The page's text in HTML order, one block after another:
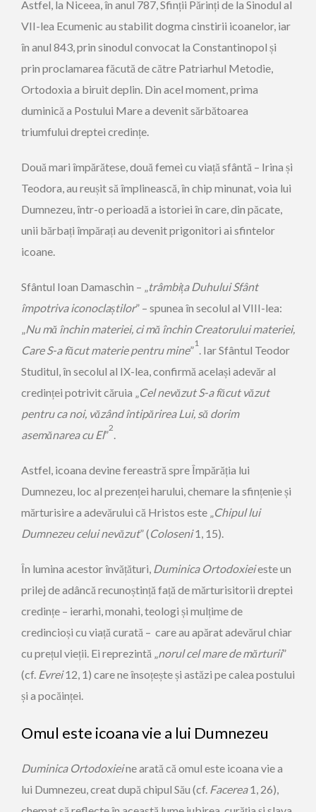
Astfel, la Niceea, în anul 787, Sfinții Părinți de la Sinodul al
VII-lea Ecumenic au stabilit dogma cinstirii icoanelor, iar
în anul 843, prin sinodul convocat la Constantinopol și
prin proclamarea făcută de către Patriarhul Metodie,
Ortodoxia a biruit deplin. Din acel moment, prima
duminică a Postului Mare a devenit sărbătoarea
triumfului dreptei credințe.
Două mari împărătese, două femei cu viață sfântă – Irina și
Teodora, au reușit să împlinească, în chip minunat, voia lui
Dumnezeu, într-o perioadă a istoriei în care, din păcate,
unii bărbați împărați au devenit prigonitori ai sfintelor
icoane.
Sfântul Ioan Damaschin – „trâmbița Duhului Sfânt
împotriva iconoclaștilor” – spunea în secolul al VIII-lea:
„Nu mă închin materiei, ci mă închin Creatorului materiei,
Care S-a făcut materie pentru mine”
1
. Iar Sfântul Teodor
Studitul, în secolul al IX-lea, confirmă același adevăr al
credinței potrivit căruia „Cel nevăzut S-a făcut văzut
pentru ca noi, văzând întipărirea Lui, să dorim
asemănarea cu El”
2
.
Astfel, icoana devine fereastră spre Împărăția lui
Dumnezeu, loc al prezenței harului, chemare la sfințenie și
mărturisire a adevărului că Hristos este „Chipul lui
Dumnezeu celui nevăzut” (Coloseni1, 15).
În lumina acestor învățături, Duminica Ortodoxieieste un
prilej de adâncă recunoștință față de mărturisitorii dreptei
credințe – ierarhi, monahi, teologi și mulțime de
credincioși cu viață curată – care au apărat adevărul chiar
cu prețul vieții. Ei reprezintă „norul cel mare de mărturii”
(cf. Evrei12, 1) care ne însoțește și astăzi pe calea postului
și a pocăinței.
Omul este icoana vie a lui Dumnezeu
Duminica Ortodoxieine arată că omul este icoana vie a
lui Dumnezeu, creat după chipul Său (cf. Facerea1, 26),